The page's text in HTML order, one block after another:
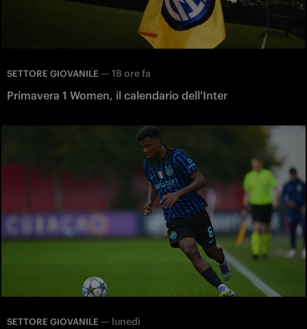
SETTORE GIOVANILE — 18 ore fa
Primavera 1 Women, il calendario dell'Inter
SETTORE GIOVANILE — lunedì